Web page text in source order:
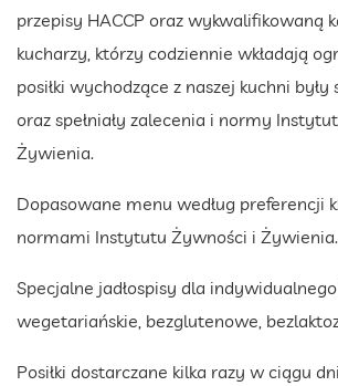
przepisy HACCP oraz wykwalifikowaną
kucharzy, którzy codziennie wkładają
posiłki wychodzące z naszej kuchni
oraz spełniały zalecenia i normy
Żywienia.
Dopasowane menu według preferencji
normami Instytutu Żywności i Żywienia.
Specjalne jadłospisy dla
wegetariańskie, bezglutenowe,
Posiłki dostarczane kilka razy w ciągu